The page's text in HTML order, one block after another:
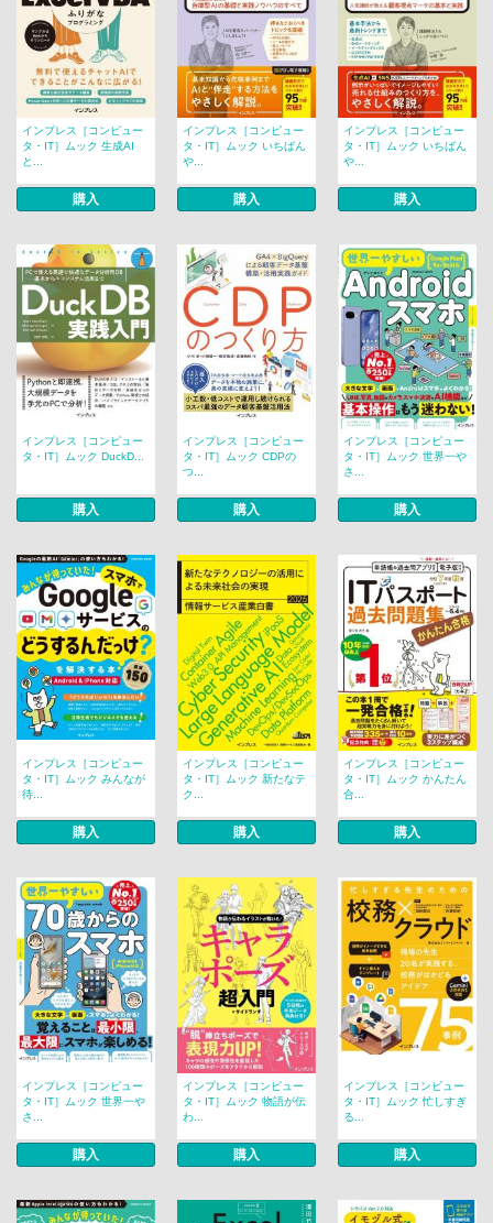
インプレス［コンピュー
タ・IT］ムック 生成AI
と...
購入
インプレス［コンピュー
タ・IT］ムック いちばん
や...
購入
インプレス［コンピュー
タ・IT］ムック いちばん
や...
購入
インプレス［コンピュー
タ・IT］ムック DuckD...
購入
インプレス［コンピュー
タ・IT］ムック CDPの
つ...
購入
インプレス［コンピュー
タ・IT］ムック 世界一や
さ...
購入
インプレス［コンピュー
タ・IT］ムック みんなが
待...
購入
インプレス［コンピュー
タ・IT］ムック 新たなテ
ク...
購入
インプレス［コンピュー
タ・IT］ムック かんたん
合...
購入
インプレス［コンピュー
タ・IT］ムック 世界一や
さ...
購入
インプレス［コンピュー
タ・IT］ムック 物語が伝
わ...
購入
インプレス［コンピュー
タ・IT］ムック 忙しすぎ
る...
購入